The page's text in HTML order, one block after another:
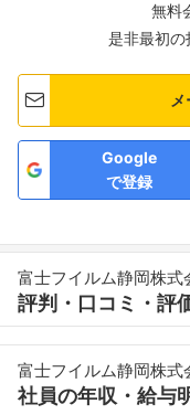
無料
是非最初の
Google
で登録
富士フイルム静岡株式
評判・口コミ・評
富士フイルム静岡株式
社員の年収・給与